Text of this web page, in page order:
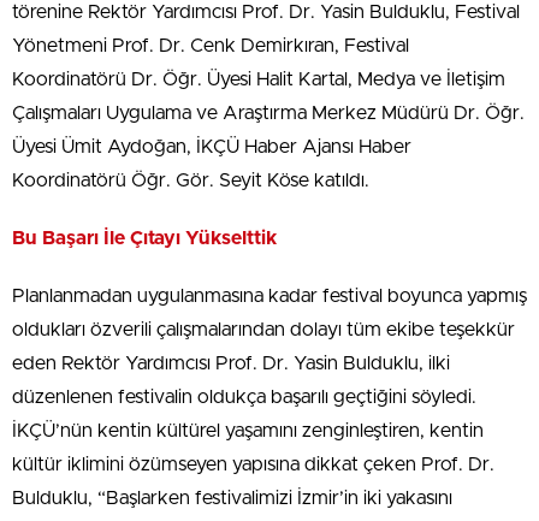
törenine Rektör Yardımcısı Prof. Dr. Yasin Bulduklu, Festival
Yönetmeni Prof. Dr. Cenk Demirkıran, Festival
Koordinatörü Dr. Öğr. Üyesi Halit Kartal, Medya ve İletişim
Çalışmaları Uygulama ve Araştırma Merkez Müdürü Dr. Öğr.
Üyesi Ümit Aydoğan, İKÇÜ Haber Ajansı Haber
Koordinatörü Öğr. Gör. Seyit Köse katıldı.
Bu Başarı İle Çıtayı Yükselttik
Planlanmadan uygulanmasına kadar festival boyunca yapmış
oldukları özverili çalışmalarından dolayı tüm ekibe teşekkür
eden Rektör Yardımcısı Prof. Dr. Yasin Bulduklu, ilki
düzenlenen festivalin oldukça başarılı geçtiğini söyledi.
İKÇÜ’nün kentin kültürel yaşamını zenginleştiren, kentin
kültür iklimini özümseyen yapısına dikkat çeken Prof. Dr.
Bulduklu, “Başlarken festivalimizi İzmir’in iki yakasını